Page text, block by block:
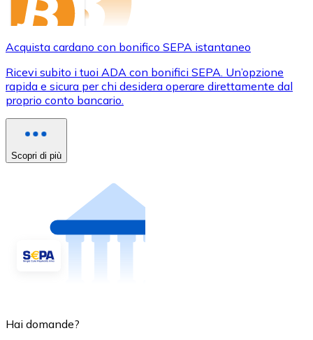
Acquista cardano con bonifico SEPA istantaneo
Ricevi subito i tuoi ADA con bonifici SEPA. Un’opzione
rapida e sicura per chi desidera operare direttamente dal
proprio conto bancario.
Scopri di più
Hai domande?